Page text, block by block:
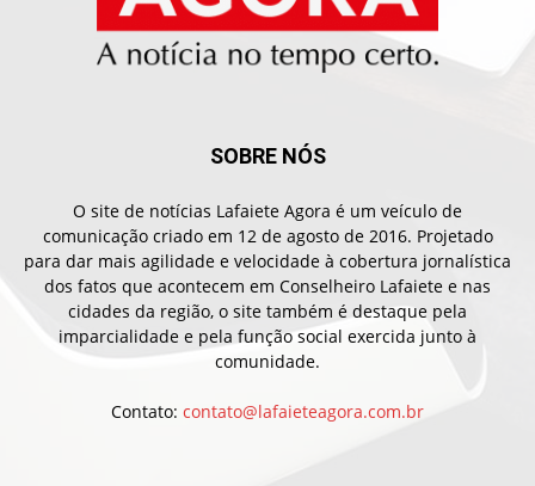
SOBRE NÓS
O site de notícias Lafaiete Agora é um veículo de
comunicação criado em 12 de agosto de 2016. Projetado
para dar mais agilidade e velocidade à cobertura jornalística
dos fatos que acontecem em Conselheiro Lafaiete e nas
cidades da região, o site também é destaque pela
imparcialidade e pela função social exercida junto à
comunidade.
Contato: contato@lafaieteagora.com.br